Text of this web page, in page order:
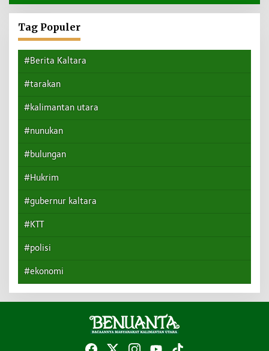
Tag Populer
#Berita Kaltara
#tarakan
#kalimantan utara
#nunukan
#bulungan
#Hukrim
#gubernur kaltara
#KTT
#polisi
#ekonomi